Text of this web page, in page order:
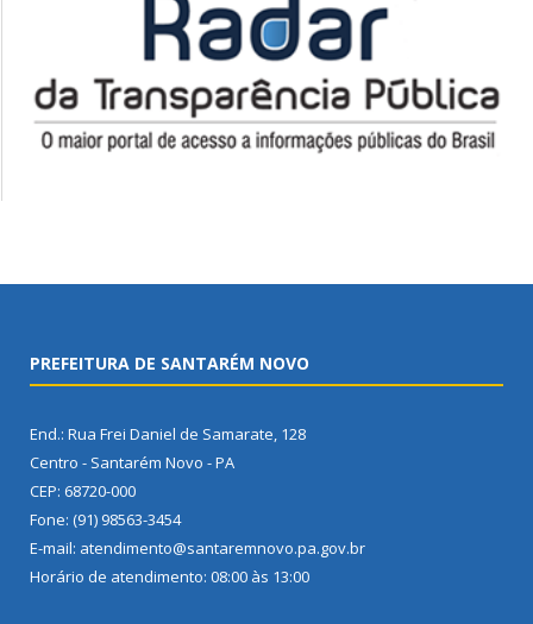
PREFEITURA DE SANTARÉM NOVO
End.: Rua Frei Daniel de Samarate, 128
Centro - Santarém Novo - PA
CEP: 68720-000
Fone: (91) 98563-3454
E-mail: atendimento@santaremnovo.pa.gov.br
Horário de atendimento: 08:00 às 13:00